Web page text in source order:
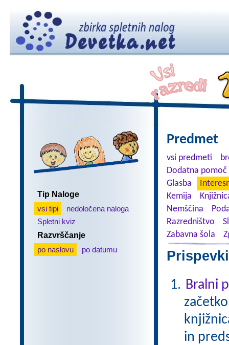
Tip Naloge
vsi tipi
nedoločena naloga
Spletni kviz
Razvrščanje
po naslovu
po datumu
Predmet
vsi predmeti
Dodatna
Glasba
Kemija
Nemščina
Razredništvo
Zabavna šola
Bralni
in